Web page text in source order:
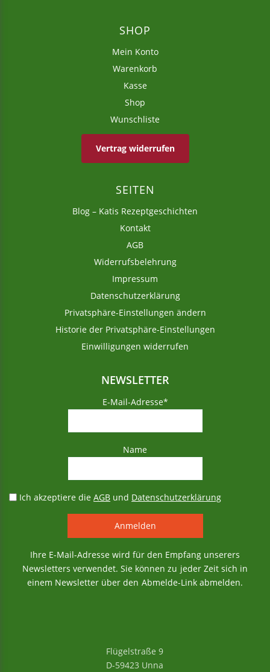
SHOP
Mein Konto
Warenkorb
Kasse
Shop
Wunschliste
Vertrag widerrufen
SEITEN
Blog – Katis Rezeptgeschichten
Kontakt
AGB
Widerrufsbelehrung
Impressum
Datenschutzerklärung
Privatsphäre-Einstellungen ändern
Historie der Privatsphäre-Einstellungen
Einwilligungen widerrufen
NEWSLETTER
E-Mail-Adresse*
Name
Ich akzeptiere dieAGB und Datenschutzerklärung
Ihre E-Mail-Adresse wird für den Empfang unserers
Newsletters verwendet. Sie können zu jeder Zeit sich in
einem Newsletter über den Abmelde-Link abmelden.
Flügelstraße 9
D-59423 Unna